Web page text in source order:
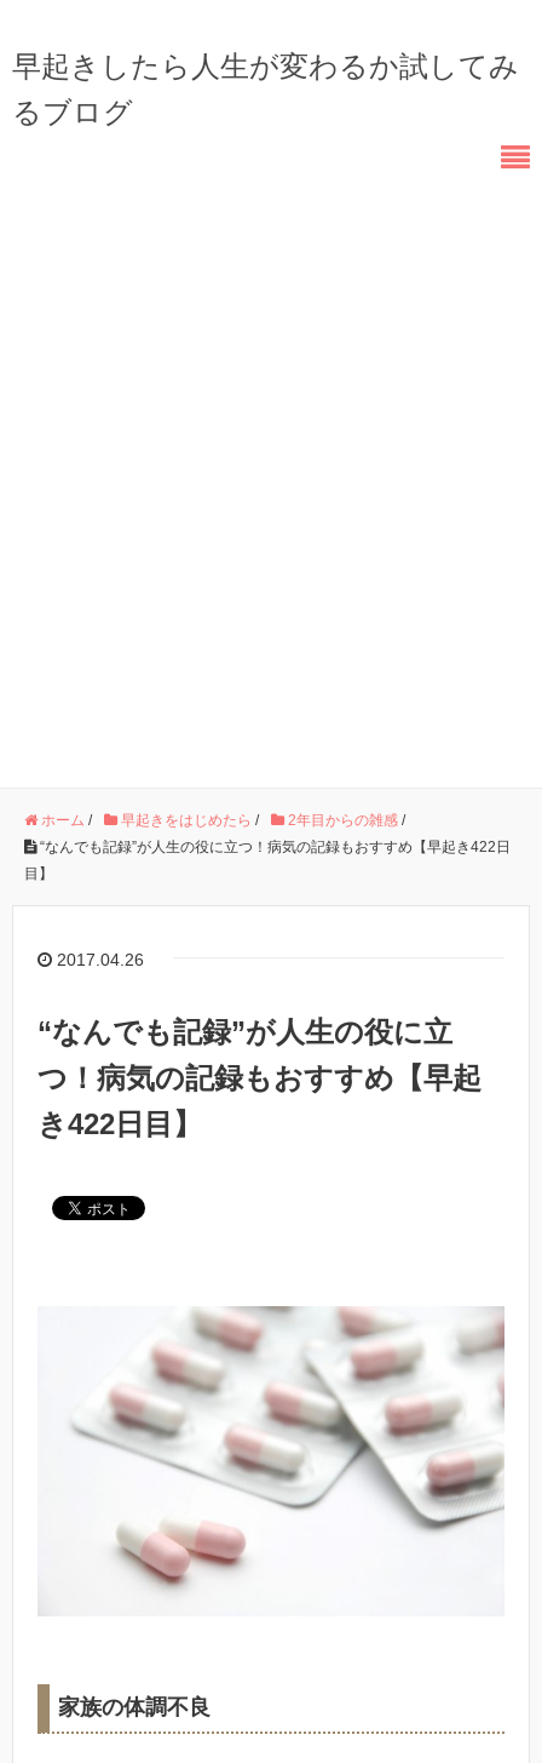
早起きしたら人生が変わるか試してみ
るブログ
ホーム / 早起きをはじめたら / 2年目からの雑感 /
“なんでも記録”が人生の役に立つ！病気の記録もおすすめ【早起き422日
目】
2017.04.26
“なんでも記録”が人生の役に立
つ！病気の記録もおすすめ【早起
き422日目】
家族の体調不良